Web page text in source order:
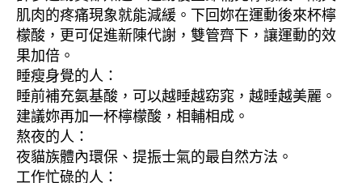
肌肉的疼痛現象就能減緩。下回妳在運動後來杯檸
檬酸，更可促進新陳代謝，雙管齊下，讓運動的效
果加倍。
睡瘦身覺的人：
睡前補充氨基酸，可以越睡越窈窕，越睡越美麗。
建議妳再加一杯檸檬酸，相輔相成。
熬夜的人：
夜貓族體內環保、提振士氣的最自然方法。
工作忙碌的人：